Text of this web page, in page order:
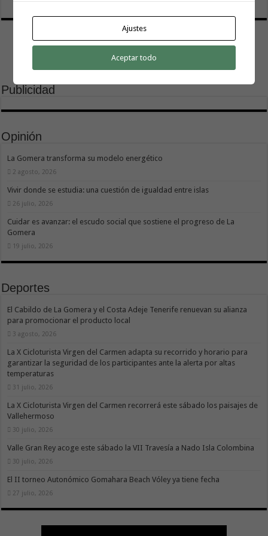
Publicidad
Opinión
La Gomera transforma su modelo energético
2 agosto, 2026
Vivir donde se estudia: una cuestión de igualdad entre islas
26 julio, 2026
Cuidar es avanzar: el escudo social que sostiene el progreso de La
Gomera
19 julio, 2026
Deportes
El Cabildo de La Gomera y el Costa Adeje Tenerife renuevan su alianza
para promocionar el producto local
3 agosto, 2026
La X Cicloturista Virgen del Carmen adapta su recorrido y horario para
garantizar la seguridad de los participantes ante la alerta por altas
temperaturas
31 julio, 2026
La X Cicloturista Virgen del Carmen recorrerá este sábado los paisajes de
Vallehermoso
30 julio, 2026
Valle Gran Rey acoge este sábado la VII Travesía a Nado Isla Colombina
30 julio, 2026
El II torneo Autonómico Gomahara Beach Vóley ya tiene fecha
27 julio, 2026
Ajustes
Aceptar todo